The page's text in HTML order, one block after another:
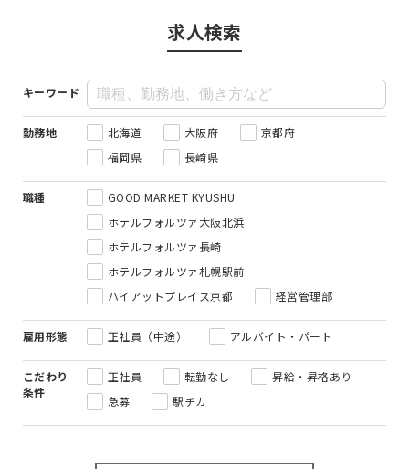
求人検索
キーワード
勤務地 北海道 大阪府
京都府
福岡県
長崎県
職種
GOOD MARKET KYUSHU
ホテルフォルツァ大阪北浜
ホテルフォルツァ長崎
ホテルフォルツァ札幌駅前
ハイアットプレイス京都
経営管理部
雇用形態 正社員（中途） アルバイト・パート
こだわり
条件
正社員 転勤なし
昇給・昇格あり
急募
駅チカ